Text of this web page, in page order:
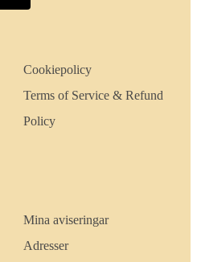
Cookiepolicy
Terms of Service & Refund
Policy
Mina aviseringar
Adresser